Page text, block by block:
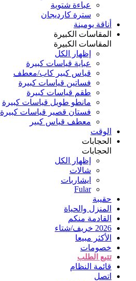
عباءة شتوية
سترة كارديجان
أناقة يومينة
المقاسات الكبيرة
المقاسات الكبيرة
إظهار الكل
عباية قياسات كبيرة
قياس كبير كاب/معطف
فساتين قياسات كبيرة
طقم قياسات كبيرة
مانطو طويل قياسات كبيرة
فستان قصير قياسات كبيرة
معطف قياس كبير
الوقت
الحجابات
الحجابات
إظهار الكل
شالات
ايشاربات
Fular
حقيبة
المنزل والحياة
القادمة منكم
2026 خريف/شتاء
الأكثر مبيعا
خصومات
تتبع الطلب
قائمة النظام
اتصل